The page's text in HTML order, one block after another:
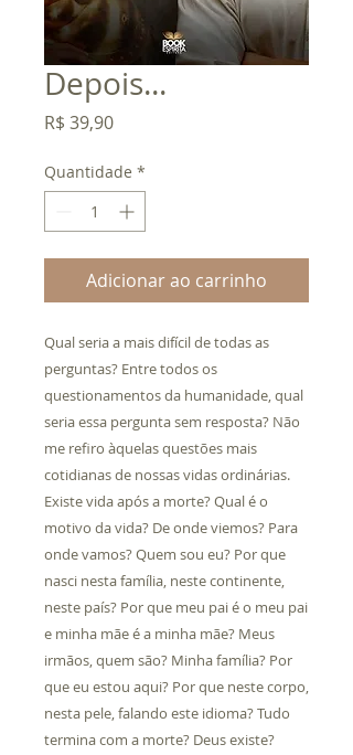
Depois...
R$ 39,90Preço
Quantidade *
Adicionar ao carrinho
Qual seria a mais difícil de todas as
perguntas? Entre todos os
questionamentos da humanidade, qual
seria essa pergunta sem resposta? Não
me refiro àquelas questões mais
cotidianas de nossas vidas ordinárias.
Existe vida após a morte? Qual é o
motivo da vida? De onde viemos? Para
onde vamos? Quem sou eu? Por que
nasci nesta família, neste continente,
neste país? Por que meu pai é o meu pai
e minha mãe é a minha mãe? Meus
irmãos, quem são? Minha família? Por
que eu estou aqui? Por que neste corpo,
nesta pele, falando este idioma? Tudo
termina com a morte? Deus existe?